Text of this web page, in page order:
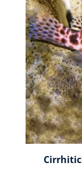
Les poissons-
litres convient
créer des
poissons
Un poisson-
comprise entre